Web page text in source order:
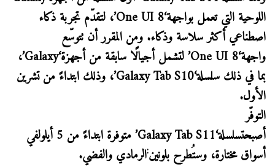
اللوحية التي تعمل بواجهة‘One UI 8’، لتقدّم تجربة ذكاء
اصطناعي أكثر سلاسة وذكاء. ومن المقرر أن تتوسّع
واجهة‘One UI 8’ لتشمل أجيالًا سابقة من أجهزة‘Galaxy’،
بما في ذلك سلسلة‘Galaxy Tab S10’، وذلك ابتداءً من تشرين
الأول.
التوفّر
أصبحتسلسلة‘Galaxy Tab S11’ متوفرة ابتداءً من 5 أيلولفي
أسواق مختارة، وستُطرح بلونين:الرمادي والفضي.